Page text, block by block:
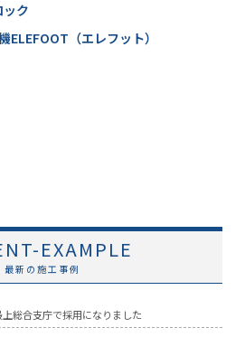
ク
ELEFOOT（エレフット）
EXAMPLE
最新の施工事例
総合支庁で採用になりました